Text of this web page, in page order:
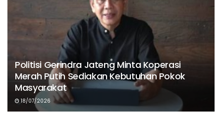
Politisi Gerindra Jateng Minta Koperasi
Merah Putih Sediakan Kebutuhan Pokok
Masyarakat
18/07/2026